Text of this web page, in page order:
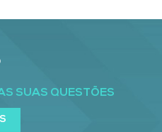
SUAS QUESTÕES